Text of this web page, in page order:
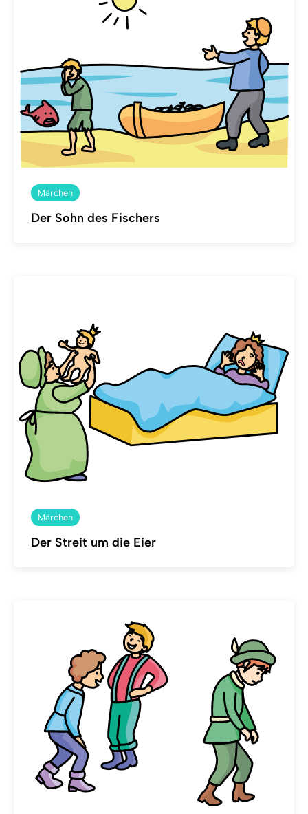
Märchen
Der Sohn des Fischers
Märchen
Der Streit um die Eier